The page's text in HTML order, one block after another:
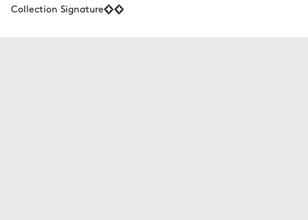
Collection Signature